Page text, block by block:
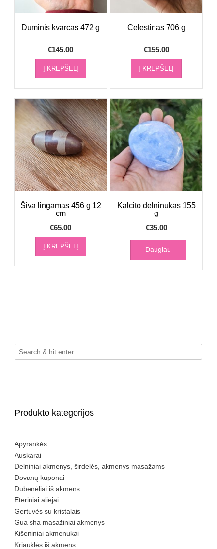
Dūminis kvarcas 472 g
€145.00
Į KREPŠELĮ
Celestinas 706 g
€155.00
Į KREPŠELĮ
Šiva lingamas 456 g 12
cm
€65.00
Į KREPŠELĮ
Kalcito delninukas 155
g
€35.00
Daugiau
Produkto kategorijos
Apyrankės
Auskarai
Delniniai akmenys, širdelės, akmenys masažams
Dovanų kuponai
Dubenėliai iš akmens
Eteriniai aliejai
Gertuvės su kristalais
Gua sha masažiniai akmenys
Kišeniniai akmenukai
Kriauklės iš akmens